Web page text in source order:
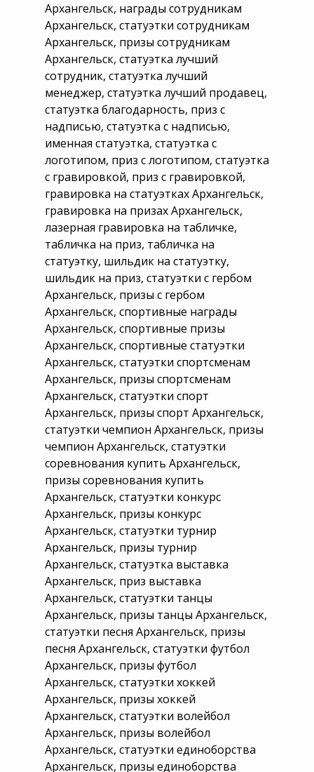
Архангельск, награды сотрудникам
Архангельск, статуэтки сотрудникам
Архангельск, призы сотрудникам
Архангельск, статуэтка лучший
сотрудник, статуэтка лучший
менеджер, статуэтка лучший продавец,
статуэтка благодарность, приз с
надписью, статуэтка с надписью,
именная статуэтка, статуэтка с
логотипом, приз с логотипом, статуэтка
с гравировкой, приз с гравировкой,
гравировка на статуэтках Архангельск,
гравировка на призах Архангельск,
лазерная гравировка на табличке,
табличка на приз, табличка на
статуэтку, шильдик на статуэтку,
шильдик на приз, статуэтки с гербом
Архангельск, призы с гербом
Архангельск, спортивные награды
Архангельск, спортивные призы
Архангельск, спортивные статуэтки
Архангельск, статуэтки спортсменам
Архангельск, призы спортсменам
Архангельск, статуэтки спорт
Архангельск, призы спорт Архангельск,
статуэтки чемпион Архангельск, призы
чемпион Архангельск, статуэтки
соревнования купить Архангельск,
призы соревнования купить
Архангельск, статуэтки конкурс
Архангельск, призы конкурс
Архангельск, статуэтки турнир
Архангельск, призы турнир
Архангельск, статуэтка выставка
Архангельск, приз выставка
Архангельск, статуэтки танцы
Архангельск, призы танцы Архангельск,
статуэтки песня Архангельск, призы
песня Архангельск, статуэтки футбол
Архангельск, призы футбол
Архангельск, статуэтки хоккей
Архангельск, призы хоккей
Архангельск, статуэтки волейбол
Архангельск, призы волейбол
Архангельск, статуэтки единоборства
Архангельск, призы единоборства